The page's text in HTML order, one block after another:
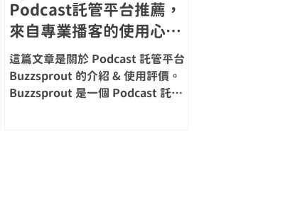
Podcast託管平台推薦，
來自專業播客的使用心得
&優缺點，優質Podcast
Hosting介紹！
這篇文章是關於 Podcast 託管平台
Buzzsprout 的介紹 & 使用評價。
Buzzsprout 是一個 Podcast 託管